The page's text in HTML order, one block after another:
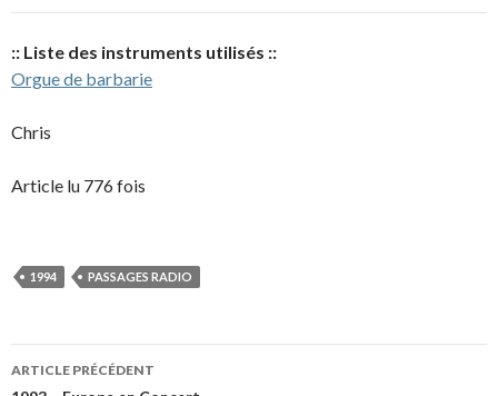
:: Liste des instruments utilisés ::
Orgue de barbarie
Chris
Article lu 776 fois
1994 PASSAGES RADIO
Navigation
ARTICLE PRÉCÉDENT